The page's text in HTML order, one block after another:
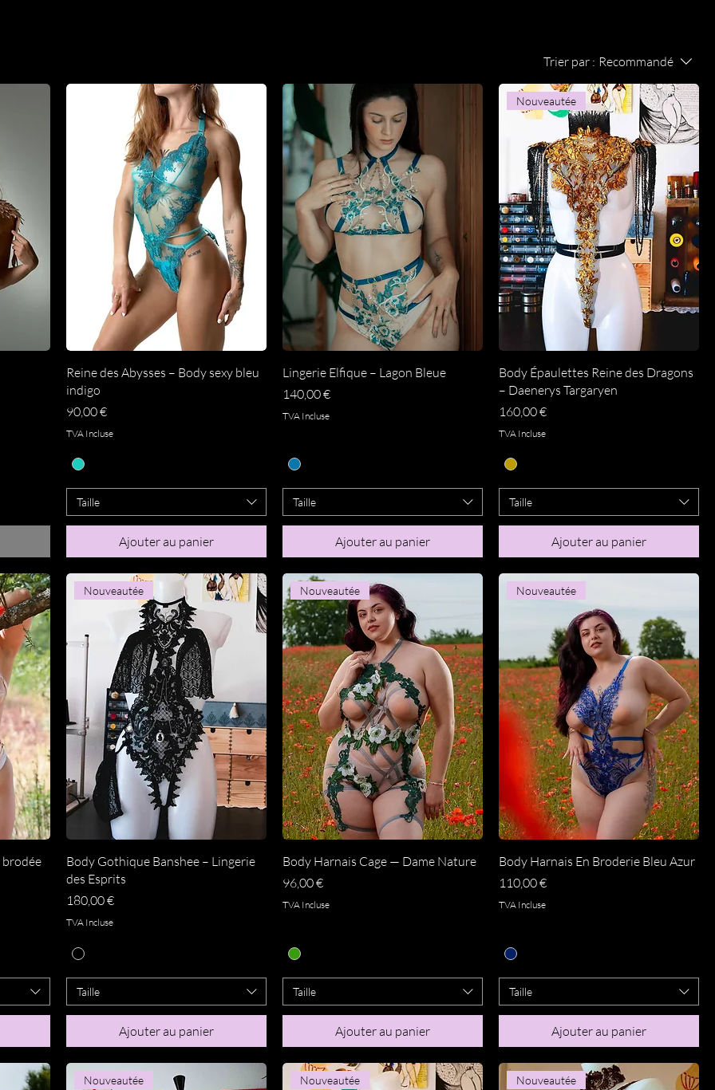
Trier par : Recommandé
Aperçu rapide
Reine des Abysses – Body sexy bleu
indigo
Prix
90,00 €
TVA Incluse
Taille
Ajouter au panier
Aperçu rapide
Lingerie Elfique – Lagon Bleue
Prix
140,00 €
TVA Incluse
Taille
Ajouter au panier
Aperçu rapide
Nouveautée
Body Épaulettes Reine des Dragons
– Daenerys Targaryen
Prix
160,00 €
TVA Incluse
Taille
Ajouter au panier
brodée
Aperçu rapide
Nouveautée
Body Gothique Banshee – Lingerie
des Esprits
Prix
180,00 €
TVA Incluse
Taille
Ajouter au panier
Aperçu rapide
Nouveautée
Body Harnais Cage — Dame Nature
Prix
96,00 €
TVA Incluse
Taille
Ajouter au panier
Aperçu rapide
Nouveautée
Body Harnais En Broderie Bleu Azur
Prix
110,00 €
TVA Incluse
Taille
Ajouter au panier
Nouveautée Nouveautée Nouveautée